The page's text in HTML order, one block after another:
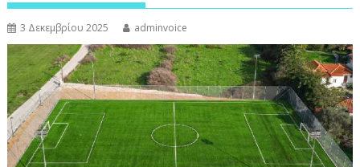
3 Δεκεμβρίου 2025 adminvoice